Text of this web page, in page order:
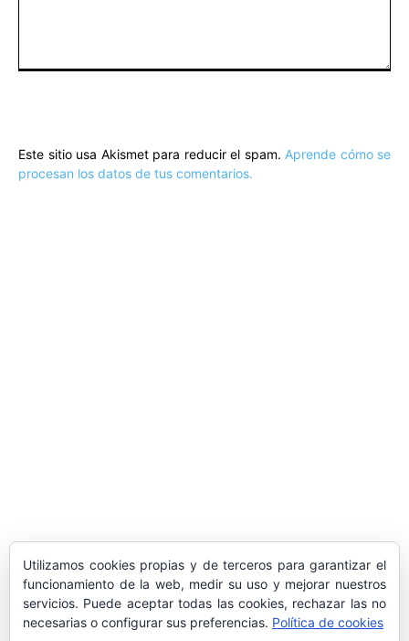
Este sitio usa Akismet para reducir el spam. Aprende cómo se
procesan los datos de tus comentarios.
LA DELEGACIÓN DE TARRAGONA
ASISTE INVITADA A LA “CENA DE GALA
DE LAS CUATRO MARINAS”
Utilizamos cookies propias y de terceros para garantizar el
funcionamiento de la web, medir su uso y mejorar nuestros
servicios. Puede aceptar todas las cookies, rechazar las no
necesarias o configurar sus preferencias. Política de cookies